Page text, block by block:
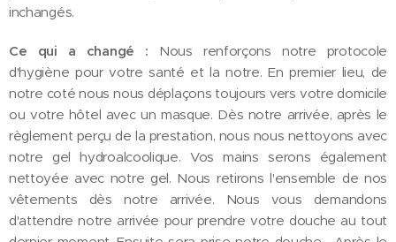
inchangés.
Ce qui a changé : Nous renforçons notre protocole
d'hygiène pour votre santé et la notre. En premier lieu, de
notre coté nous nous déplaçons toujours vers votre domicile
ou votre hôtel avec un masque. Dès notre arrivée, après le
règlement perçu de la prestation, nous nous nettoyons avec
notre gel hydroalcoolique. Vos mains serons également
nettoyée avec notre gel. Nous retirons l'ensemble de nos
vêtements dès notre arrivée. Nous vous demandons
d'attendre notre arrivée pour prendre votre douche au tout